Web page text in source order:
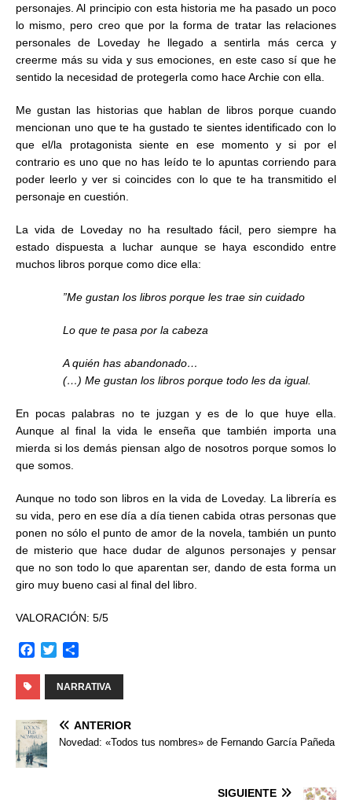
personajes. Al principio con esta historia me ha pasado un poco
lo mismo, pero creo que por la forma de tratar las relaciones
personales de Loveday he llegado a sentirla más cerca y
creerme más su vida y sus emociones, en este caso sí que he
sentido la necesidad de protegerla como hace Archie con ella.
Me gustan las historias que hablan de libros porque cuando
mencionan uno que te ha gustado te sientes identificado con lo
que el/la protagonista siente en ese momento y si por el
contrario es uno que no has leído te lo apuntas corriendo para
poder leerlo y ver si coincides con lo que te ha transmitido el
personaje en cuestión.
La vida de Loveday no ha resultado fácil, pero siempre ha
estado dispuesta a luchar aunque se haya escondido entre
muchos libros porque como dice ella:
”Me gustan los libros porque les trae sin cuidado
Lo que te pasa por la cabeza
A quién has abandonado…
(…) Me gustan los libros porque todo les da igual.
En pocas palabras no te juzgan y es de lo que huye ella.
Aunque al final la vida le enseña que también importa una
mierda si los demás piensan algo de nosotros porque somos lo
que somos.
Aunque no todo son libros en la vida de Loveday. La librería es
su vida, pero en ese día a día tienen cabida otras personas que
ponen no sólo el punto de amor de la novela, también un punto
de misterio que hace dudar de algunos personajes y pensar
que no son todo lo que aparentan ser, dando de esta forma un
giro muy bueno casi al final del libro.
VALORACIÓN: 5/5
e
o
o
k
i
t
e
r
m
p
r
t
NARRATIVA
ANTERIOR
Novedad: «Todos tus nombres» de Fernando García Pañeda
SIGUIENTE